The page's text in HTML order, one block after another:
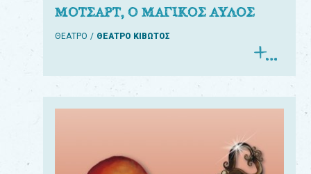
ΜΟΤΣΑΡΤ, Ο ΜΑΓΙΚΟΣ ΑΥΛΟΣ
ΘΕΑΤΡΟ ΘΕΑΤΡΟ ΚΙΒΩΤΟΣ